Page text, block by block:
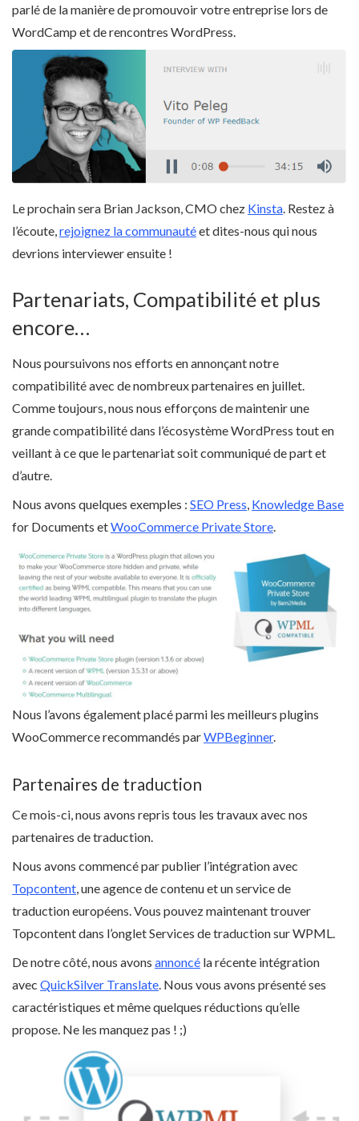
parlé de la manière de promouvoir votre entreprise lors de
WordCamp et de rencontres WordPress.
Le prochain sera Brian Jackson, CMO chez Kinsta. Restez à
l’écoute,rejoignez la communautéet dites-nous qui nous
devrions interviewer ensuite !
Partenariats, Compatibilité et plus
encore…
Nous poursuivons nos efforts en annonçant notre
compatibilité avec de nombreux partenaires en juillet.
Comme toujours, nous nous efforçons de maintenir une
grande compatibilité dans l’écosystème WordPress tout en
veillant à ce que le partenariat soit communiqué de part et
d’autre.
Nous avons quelques exemples : SEO Press Knowledge Base
for Documents etWooCommerce Private Store
Nous l’avons également placé parmi les meilleurs plugins
WooCommerce recommandés parWPBeginner.
Partenaires de traduction
Ce mois-ci, nous avons repris tous les travaux avec nos
partenaires de traduction.
Nous avons commencé par publier l’intégration avec
Topcontent, une agence de contenu et un service de
traduction européens. Vous pouvez maintenant trouver
Topcontent dans l’onglet Services de traduction sur WPML.
De notre côté, nous avons annoncé la récente intégration
avec QuickSilver Translate. Nous vous avons présenté ses
caractéristiques et même quelques réductions qu’elle
propose. Ne les manquez pas ! ;)